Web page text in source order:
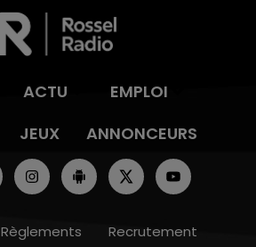
ACTU
EMPLOI
JEUX ANNONCEURS
Règlements Recrutement